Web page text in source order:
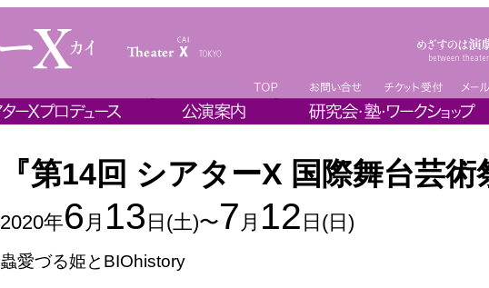
『第14回 シアターΧ 国際舞台芸術
2020年6 月 13 日(土)〜7 月 12 日(日)
蟲愛づる姫とBIOhistory